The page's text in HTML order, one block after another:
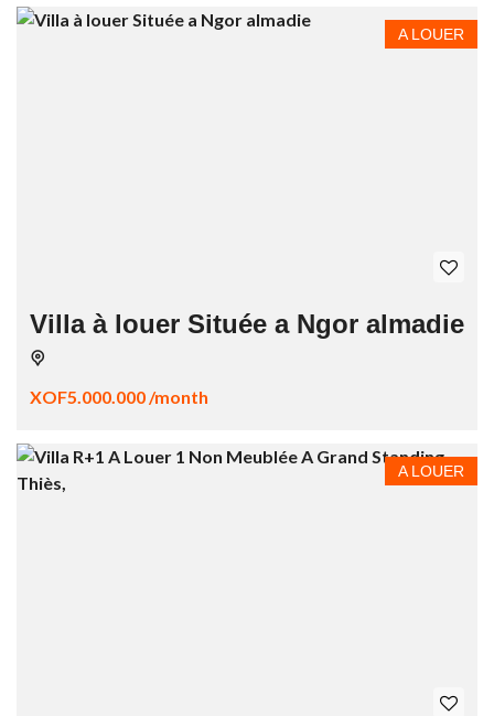
A LOUER
Villa à louer Située a Ngor almadie
XOF5.000.000 /month
A LOUER